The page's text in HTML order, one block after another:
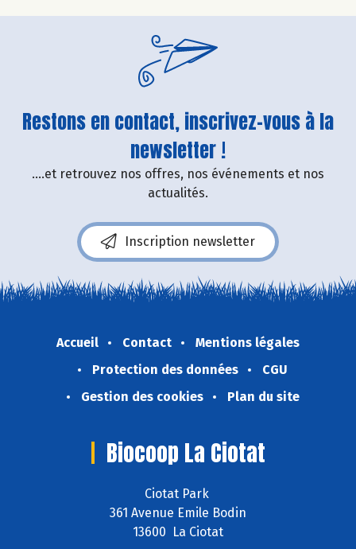
Restons en contact, inscrivez-vous à la
newsletter !
....et retrouvez nos offres, nos événements et nos
actualités.
Inscription newsletter
Accueil Contact
Mentions légales
Protection des données
CGU
Gestion des cookies
Plan du site
Biocoop La Ciotat
Ciotat Park
361 Avenue Emile Bodin
13600 La Ciotat